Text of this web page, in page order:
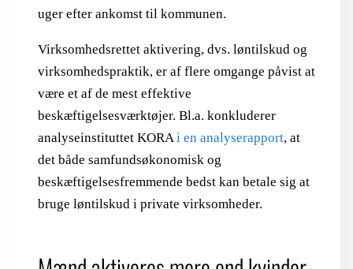
uger efter ankomst til kommunen.
Virksomhedsrettet aktivering, dvs. løntilskud og
virksomhedspraktik, er af flere omgange påvist at
være et af de mest effektive
beskæftigelsesværktøjer. Bl.a. konkluderer
analyseinstituttet KORAi en analyserapport, at
det både samfundsøkonomisk og
beskæftigelsesfremmende bedst kan betale sig at
bruge løntilskud i private virksomheder.